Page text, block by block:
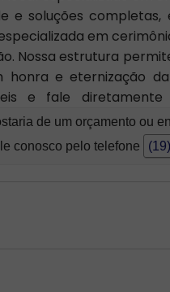
e soluções
em
Nossa estrutura
honra e eternização
e fale
de um orçamento ou
conosco pelo telefone